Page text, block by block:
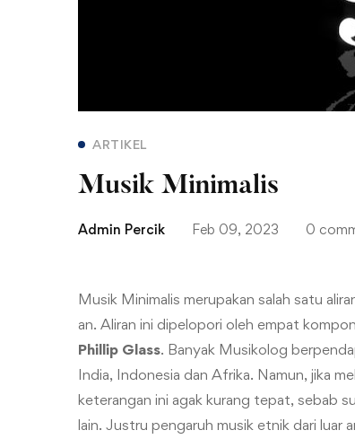
ARTIKEL
Musik Minimalis
Admin Percik Feb 09, 2023 0
Musik Minimalis merupakan salah satu
an. Aliran ini dipelopori oleh empat
Phillip Glass. Banyak Musikolog
India, Indonesia dan Afrika. Namun, jika
keterangan ini agak kurang tepat, sebab
lain. Justru pengaruh musik etnik dari luar